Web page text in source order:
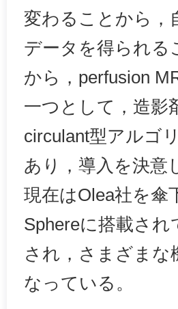
変わることから，
データを得られる
から，perfusion
一つとして，造影
circulant型アルゴ
あり，導入を決意
現在はOlea社を傘
Sphereに搭載さ
され，さまざま
なっている。